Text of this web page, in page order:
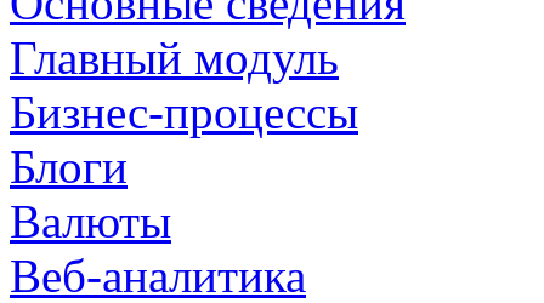
Главный модуль
Бизнес-процессы
Блоги
Валюты
Веб-аналитика